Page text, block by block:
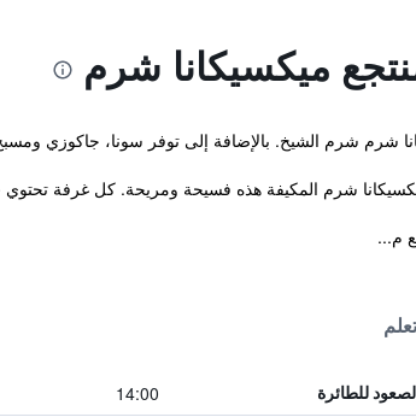
ميكسيكانا شرم
شرم شرم الشيخ. بالإضافة إلى توفر سونا، جاكوزي
شرم المكيفة هذه فسيحة ومريحة. كل غرفة
م...
للطائرة 14:00